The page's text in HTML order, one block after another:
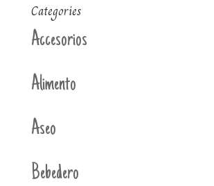
Categories
Accesorios
Alimento
Aseo
Bebedero